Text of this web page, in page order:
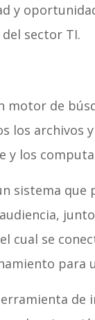
y
sector TI.
motor de
los archivos
y los
sistema
cual se
para